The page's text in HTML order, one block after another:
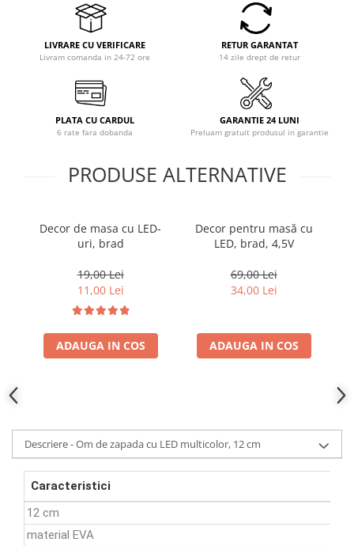
Baterii de bucatarie
Baterii de baie
Echipamente de lucru
Betoniere si vibratoare beton
Accesorii beton
Motocultoare
Produse uz casnic
Seminee electrice
Convectoare si aeroterme electrice
LIVRARE CU VERIFICARE
Livram comanda in 24-72 ore
RETUR GARANTAT
14 zile drept de retur
PLATA CU CARDUL
6 rate fara dobanda
GARANTIE 24 LUNI
Preluam gratuit produsul in garantie
PRODUSE ALTERNATIVE
Decor de masa cu LED-
uri, brad
19,00 Lei
11,00 Lei
ADAUGA IN COS
Decor pentru masă cu
LED, brad, 4,5V
69,00 Lei
34,00 Lei
ADAUGA IN COS
Descriere - Om de zapada cu LED multicolor, 12 cm
Caracteristici
12 cm
material EVA